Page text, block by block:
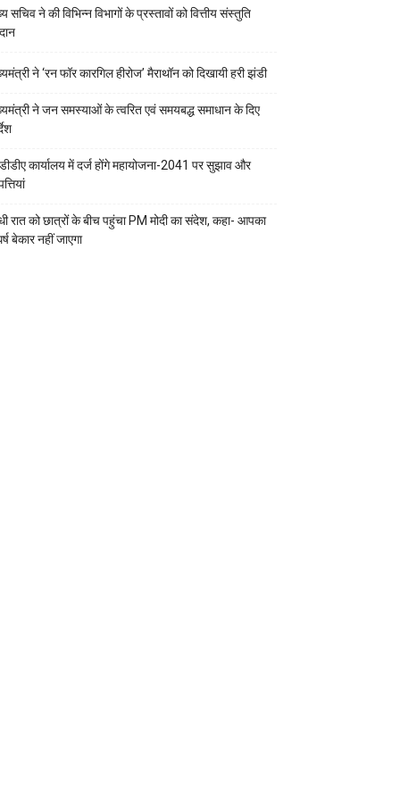
सचिव ने की विभिन्न विभागों के प्रस्तावों को वित्तीय संस्तुति
ने ‘रन फॉर कारगिल हीरोज’ मैराथॉन को दिखायी हरी झंडी
ने जन समस्याओं के त्वरित एवं समयबद्ध समाधान के दिए
कार्यालय में दर्ज होंगे महायोजना-2041 पर सुझाव और
रात को छात्रों के बीच पहुंचा PM मोदी का संदेश, कहा- आपका
बेकार नहीं जाएगा